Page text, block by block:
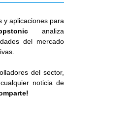
y aplicaciones para
analiza
del mercado
del sector,
noticia de